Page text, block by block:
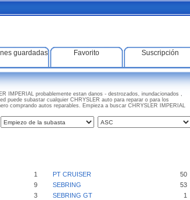
guardadas Favorito Suscripción
IMPERIAL probablemente estan danos - destrozados, inundacionados ,
puede subastar cualquier CHRYSLER auto para reparar o para los
comprando autos reparables. Empieza a buscar CHRYSLER IMPERIAL
1 PT CRUISER
50
9 SEBRING
53
3 SEBRING GT
1